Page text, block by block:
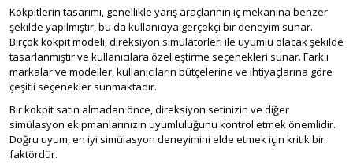
Kokpitlerin tasarımı, genellikle yarış araçlarının iç mekanına benzer
şekilde yapılmıştır, bu da kullanıcıya gerçekçi bir deneyim sunar.
Birçok kokpit modeli, direksiyon simülatörleri ile uyumlu olacak şekilde
tasarlanmıştır ve kullanıcılara özelleştirme seçenekleri sunar. Farklı
markalar ve modeller, kullanıcıların bütçelerine ve ihtiyaçlarına göre
çeşitli seçenekler sunmaktadır.
Bir kokpit satın almadan önce, direksiyon setinizin ve diğer
simülasyon ekipmanlarınızın uyumluluğunu kontrol etmek önemlidir.
Doğru uyum, en iyi simülasyon deneyimini elde etmek için kritik bir
faktördür.